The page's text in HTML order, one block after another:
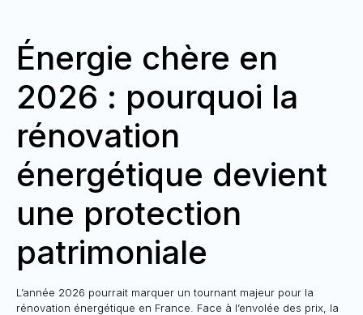
Énergie chère en
2026 : pourquoi la
rénovation
énergétique devient
une protection
patrimoniale
L’année 2026 pourrait marquer un tournant majeur pour la
rénovation énergétique en France. Face à l’envolée des prix, la